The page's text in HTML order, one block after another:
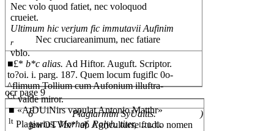
Nec volo quod fatiet, nec voloquod
crueiet.
Ultimum hic verjum fic immutavii Aufinim
r
Nec cruciareanimum, nec fatiare
vblo.
■£*b*c alias. Ad Hiftor. Auguft. Scriptor.
to?oi. i. parg. 187. Quem locum fugiflc 0o-
^flimum Tollium cum Aufonium illuftra-
Ctvalde miror.
■ «AtDUiNirs vapulat Antonio Matthr»
lt Plagiarius.Morhof. Polyh. titer,l. i. c.
ocr page 9
6 Plagiarmtm SyUaltts.
)
jewOTVix*' ab Agriculturse ftudio nomen